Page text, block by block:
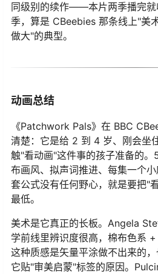
同级别的续作——本片两季播完就
季，算是 CBeebies 那条线上"美
做大"的典型。
动画总结
《Patchwork Pals》在 BBC
清楚：它是给 2 到 4 岁、刚会坐
触"看动画"这件事的孩子准备的
布画风、拟声词推进、每集一个
套公式没有任何野心，就是要把"
最低。
美术是它真正的长板。Angela
学前线里辨识度很高，棉布色系 +
这种质感是矢量平涂做不出来的
它贴"审美启蒙"标签的原因。